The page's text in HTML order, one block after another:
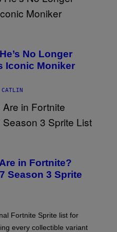
No Longer
Iconic Moniker
in Fortnite?
Season 3 Sprite
Fortnite Sprite list for
every collectible variant